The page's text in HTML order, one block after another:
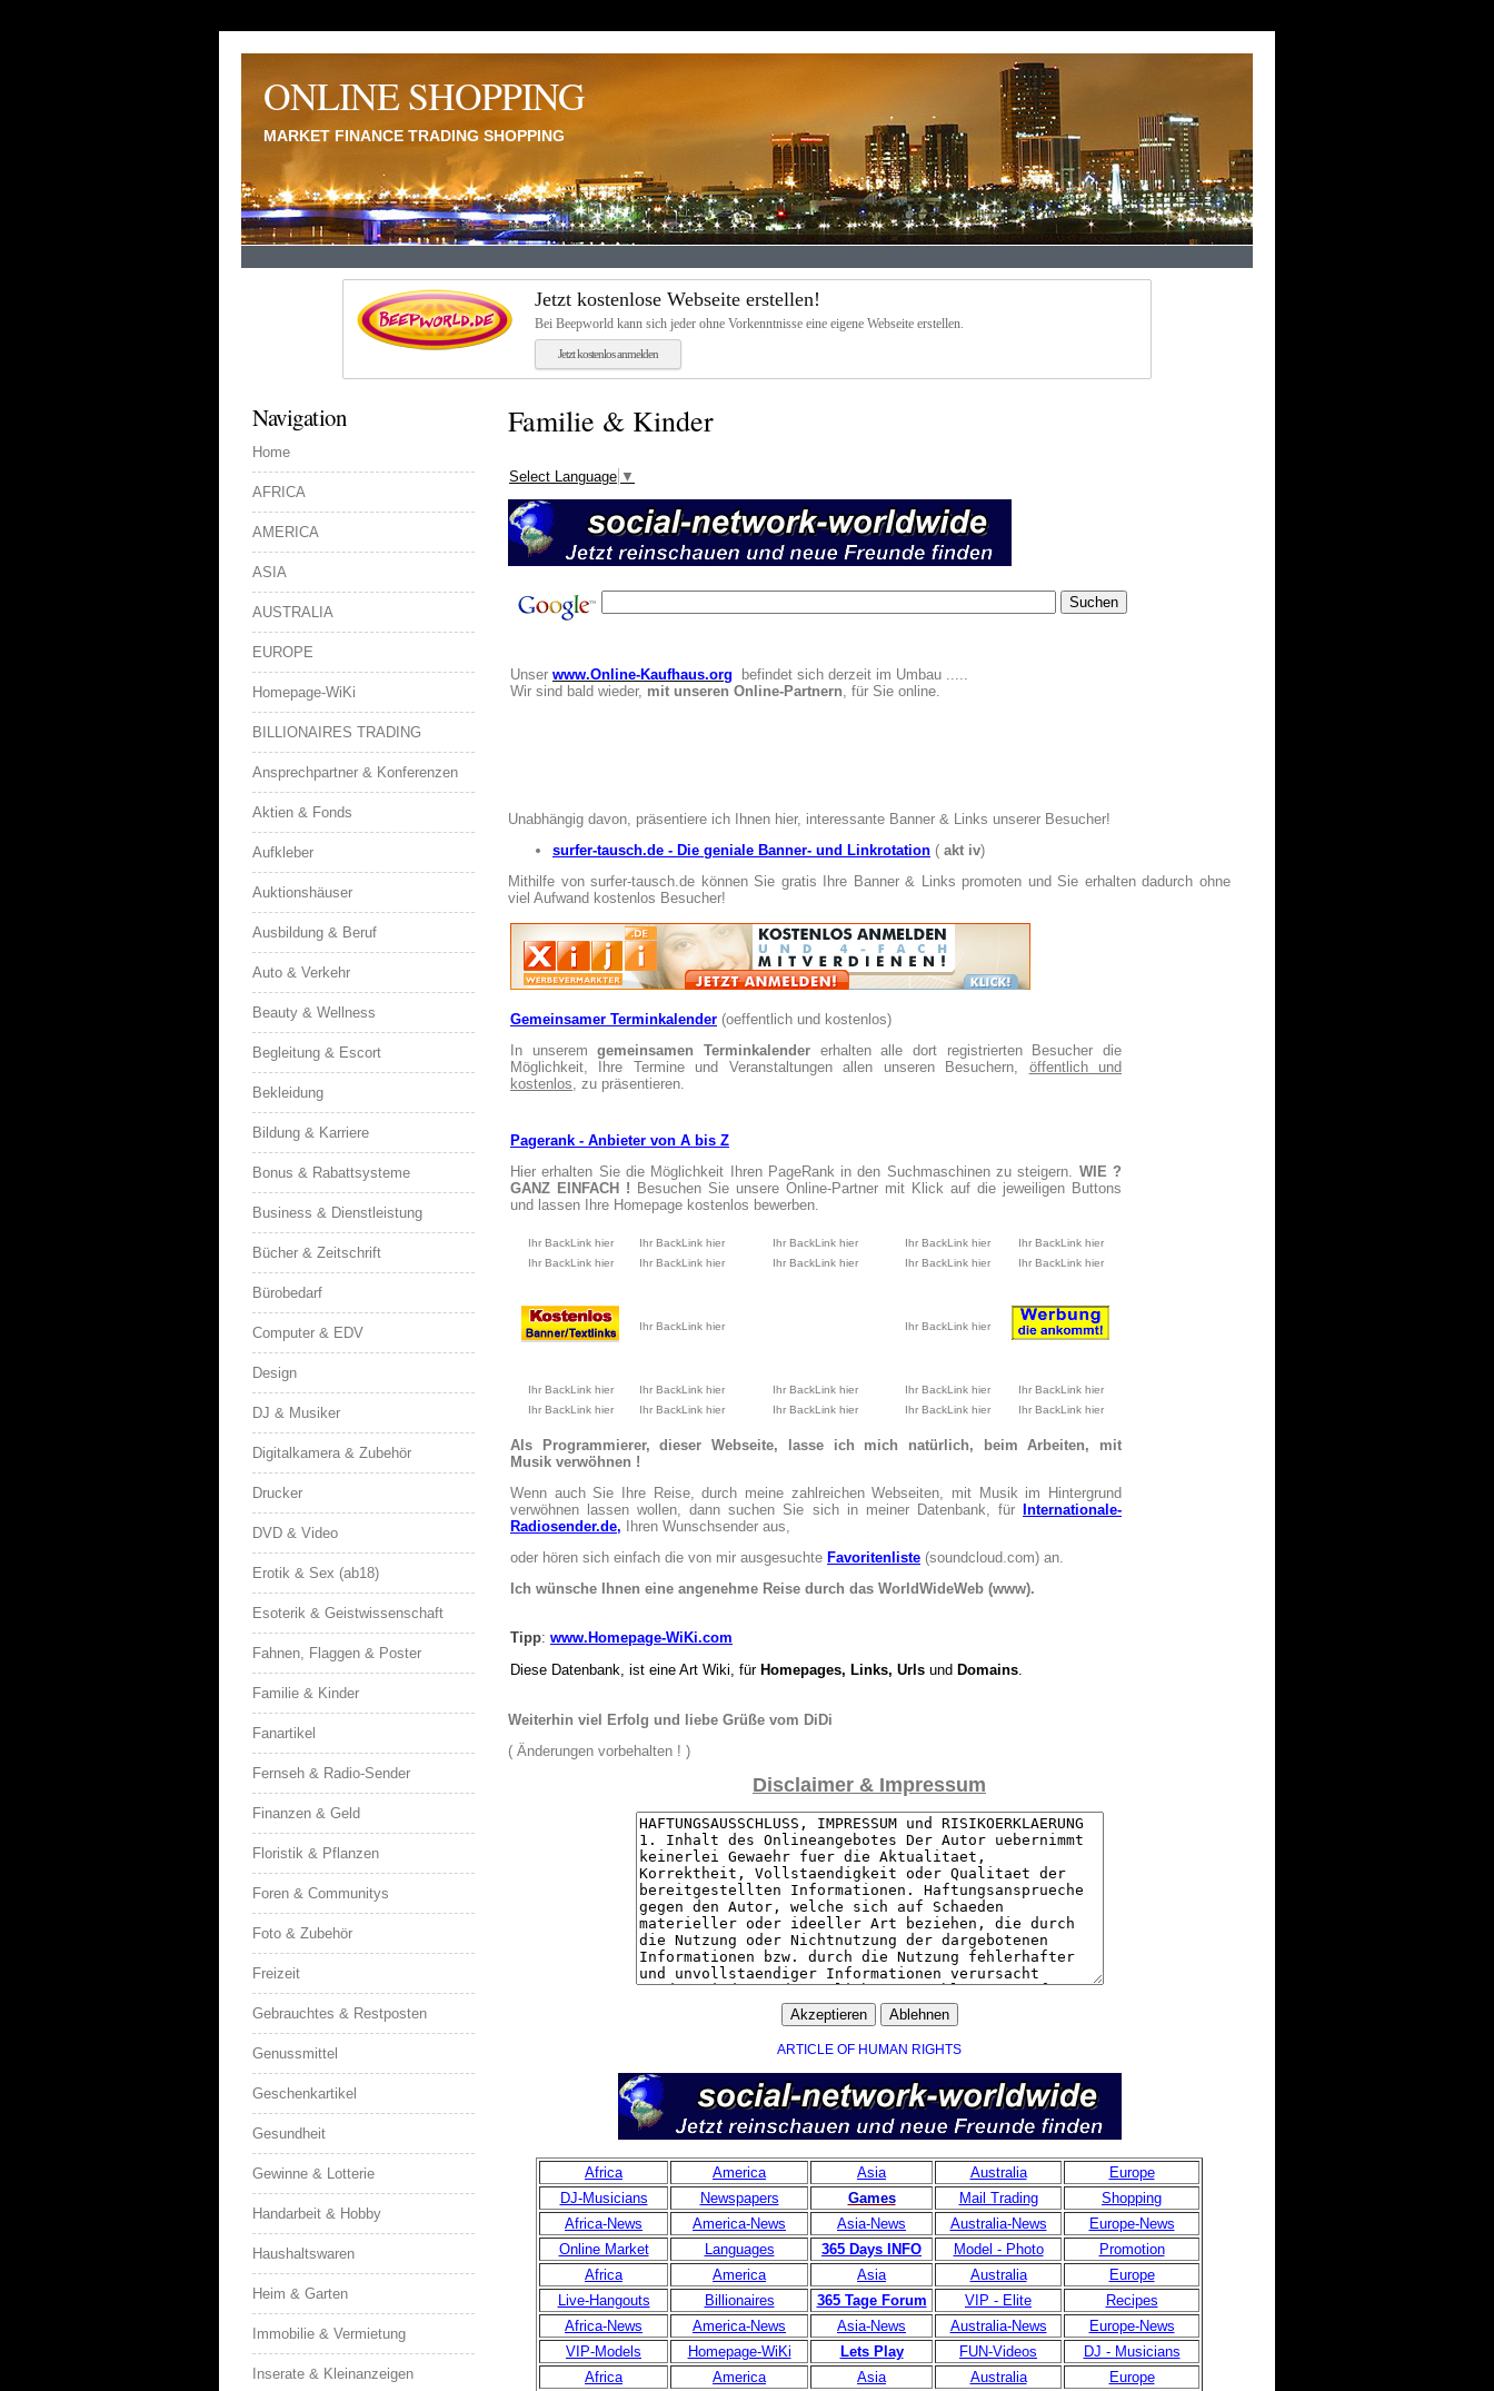
ONLINE SHOPPING
MARKET FINANCE TRADING SHOPPING
Jetzt kostenlose Webseite erstellen!
Bei Beepworld kann sich jeder ohne Vorkenntnisse eine eigene Webseite erstellen.
Jetzt kostenlos anmelden
Familie & Kinder
Select Language ▼
Unser www.Online-Kaufhaus.org
befindet sich derzeit im Umbau .....
Wir sind bald wieder, mit unseren Online-Partnern, für Sie online.
Unabhängig davon, präsentiere ich Ihnen hier, interessante Banner & Links unserer Besucher!
surfer-tausch.de - Die geniale Banner- und Linkrotation ( akt iv)
Mithilfe von surfer-tausch.de können Sie gratis Ihre Banner & Links promoten und Sie erhalten dadurch ohne
viel Aufwand kostenlos Besucher!
Gemeinsamer Terminkalender (oeffentlich und kostenlos)
In unseremgemeinsamen Terminkalender erhalten alle dort registrierten Besucher die
Möglichkeit, Ihre Termine und Veranstaltungen allen unseren Besuchern, öffentlich und
kostenlos, zu präsentieren.
Pagerank - Anbieter von A bis Z
Hier erhalten Sie die Möglichkeit Ihren PageRank in den Suchmaschinen zu steigern. WIE ?
GANZ EINFACH ! Besuchen Sie unsere Online-Partner mit Klick auf die jeweiligen Buttons
und lassen Ihre Homepage kostenlos bewerben.
Ihr BackLink hier Ihr BackLink hier Ihr BackLink hier Ihr BackLink hier
Ihr BackLink hier
Ihr BackLink hier
Ihr BackLink hier Ihr BackLink hier Ihr BackLink hier Ihr BackLink hier
Ihr BackLink hier Ihr BackLink hier
Ihr BackLink hier Ihr BackLink hier Ihr BackLink hier Ihr BackLink hier
Ihr BackLink hier
Ihr BackLink hier
Ihr BackLink hier Ihr BackLink hier Ihr BackLink hier Ihr BackLink hier
Als Programmierer, dieser Webseite, lasse ich mich natürlich, beim Arbeiten, mit
Musik verwöhnen !
Wenn auch Sie Ihre Reise, durch meine zahlreichen Webseiten, mit Musik im Hintergrund
verwöhnen lassen wollen, dann suchen Sie sich in meiner Datenbank, für
Internationale-
Radiosender.de, Ihren Wunschsender aus,
oder hören sich einfach die von mir ausgesuchte Favoritenliste (soundcloud.com) an.
Ich wünsche Ihnen eine angenehme Reise durch das WorldWideWeb (www).
Tipp: www.Homepage-WiKi.com
Diese Datenbank, ist eine Art Wiki, für Homepages, Links, Urls und Domains.
Weiterhin viel Erfolg und liebe Grüße vom DiDi
( Änderungen vorbehalten ! )
Disclaimer & Impressum
ARTICLE OF HUMAN RIGHTS
Africa America Asia Australia
Europe
DJ-Musicians
Newspapers Games Mail Trading
Shopping
Africa-News
America-News Asia-News Australia-News
Europe-News
Online Market
Languages 365 Days INFO Model - Photo
Promotion
Africa
America Asia Australia
Europe
Live-Hangouts
Billionaires 365 Tage Forum VIP - Elite
Recipes
Africa-News
America-News Asia-News Australia-News
Europe-News
VIP-Models
Homepage-WiKi Lets Play FUN-Videos
DJ - Musicians
Africa
America Asia Australia Europe
Navigation
Home
AFRICA
AMERICA
ASIA
AUSTRALIA
EUROPE
Homepage-WiKi
BILLIONAIRES TRADING
Ansprechpartner & Konferenzen
Aktien & Fonds
Aufkleber
Auktionshäuser
Ausbildung & Beruf
Auto & Verkehr
Beauty & Wellness
Begleitung & Escort
Bekleidung
Bildung & Karriere
Bonus & Rabattsysteme
Business & Dienstleistung
Bücher & Zeitschrift
Bürobedarf
Computer & EDV
Design
DJ & Musiker
Digitalkamera & Zubehör
Drucker
DVD & Video
Erotik & Sex (ab18)
Esoterik & Geistwissenschaft
Fahnen, Flaggen & Poster
Familie & Kinder
Fanartikel
Fernseh & Radio-Sender
Finanzen & Geld
Floristik & Pflanzen
Foren & Communitys
Foto & Zubehör
Freizeit
Gebrauchtes & Restposten
Genussmittel
Geschenkartikel
Gesundheit
Gewinne & Lotterie
Handarbeit & Hobby
Haushaltswaren
Heim & Garten
Immobilie & Vermietung
Inserate & Kleinanzeigen